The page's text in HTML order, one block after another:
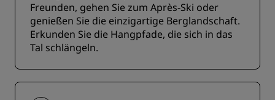
Freunden, gehen Sie zum Après-Ski oder
genießen Sie die einzigartige Berglandschaft.
Erkunden Sie die Hangpfade, die sich in das
Tal schlängeln.